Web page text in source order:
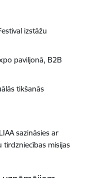
izstāžu
paviljonā, B2B
tikšanās
sazināsies ar
misijas